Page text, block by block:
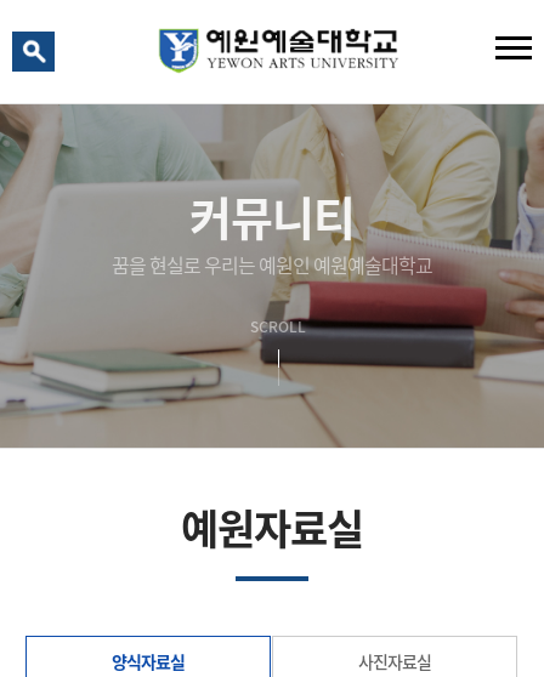
커뮤니티
꿈을 현실로 우리는 예원인 예원예술대학교
SCROLL
예원자료실
양식자료실 사진자료실
예원예술대학교 AI 상담